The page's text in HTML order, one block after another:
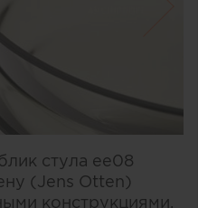
стула ee08
(Jens Otten)
конструкциями.